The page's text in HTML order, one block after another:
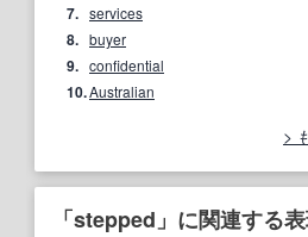
7. services
8. buyer
9. confidential
10.Australian
「stepped」に関連する